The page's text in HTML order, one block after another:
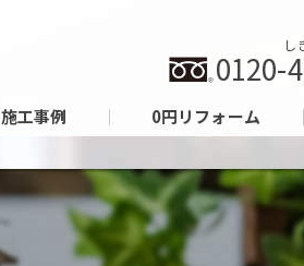
し
0120-
施工事例 0円リフォーム